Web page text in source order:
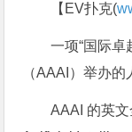
【EV扑克(
一项“国际卓
（AAAI）举办
AAAI 的英